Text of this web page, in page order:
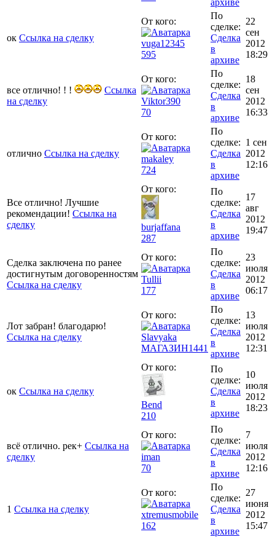
ок Ссылка на сделку
От кого:
vuga12345
595
По
сделке:
Сделка
в
архиве
22
сен
2012
18:29
все отлично! ! !
Ссылка
на сделку
От кого:
Viktor390
70
По
сделке:
Сделка
в
архиве
18
сен
2012
16:33
отлично Ссылка на сделку
От кого:
makaley
724
По
сделке:
Сделка
в
архиве
1 сен
2012
12:16
Все отлично! Лучшие
рекомендации! Ссылка на
сделку
От кого:
burjaffana
287
По
сделке:
Сделка
в
архиве
17
авг
2012
19:47
Сделка заключена по ранее
достигнутым договоренностям
Ссылка на сделку
От кого:
Tullii
177
По
сделке:
Сделка
в
архиве
23
июля
2012
06:17
Лот забран! благодарю!
Ссылка на сделку
От кого:
Slavyaka
МАГАЗИН1441
По
сделке:
Сделка
в
архиве
13
июля
2012
12:31
ок Ссылка на сделку
От кого:
Bend
210
По
сделке:
Сделка
в
архиве
10
июля
2012
18:23
всё отлично. рек+ Ссылка на
сделку
От кого:
iman
70
По
сделке:
Сделка
в
архиве
7
июля
2012
12:16
1 Ссылка на сделку
От кого:
xtremusmobile
162
По
сделке:
Сделка
в
архиве
27
июня
2012
15:47